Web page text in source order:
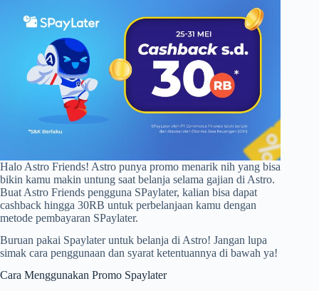
Halo Astro Friends! Astro punya promo menarik nih yang bisa
bikin kamu makin untung saat belanja selama gajian di Astro.
Buat Astro Friends pengguna SPaylater, kalian bisa dapat
cashback hingga 30RB untuk perbelanjaan kamu dengan
metode pembayaran SPaylater.
Buruan pakai Spaylater untuk belanja di Astro! Jangan lupa
simak cara penggunaan dan syarat ketentuannya di bawah ya!
Cara Menggunakan Promo Spaylater